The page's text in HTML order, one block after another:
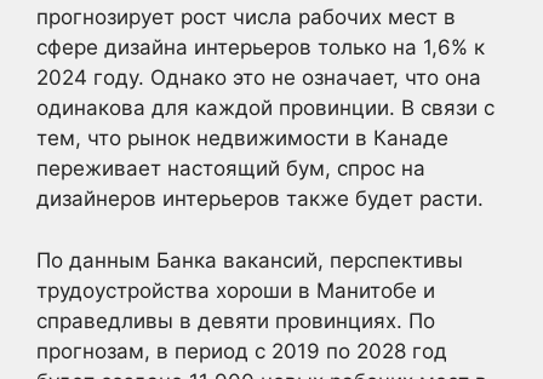
прогнозирует рост числа рабочих мест в
сфере дизайна интерьеров только на 1,6% к
2024 году. Однако это не означает, что она
одинакова для каждой провинции. В связи с
тем, что рынок недвижимости в Канаде
переживает настоящий бум, спрос на
дизайнеров интерьеров также будет расти.
По данным Банка вакансий, перспективы
трудоустройства хороши в Манитобе и
справедливы в девяти провинциях. По
прогнозам, в период с 2019 по 2028 год